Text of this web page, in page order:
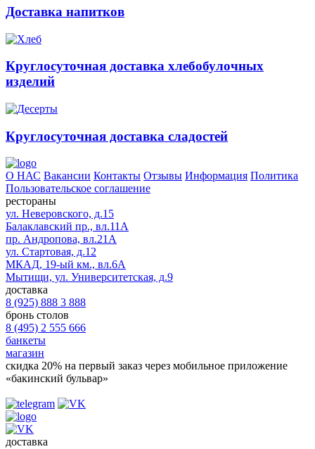
Доставка напитков
Круглосуточная доставка хлебобулочных
изделий
Круглосуточная доставка сладостей
О НАС Вакансии Контакты Отзывы Информация Политика
Пользовательское соглашение
рестораны
ул. Неверовского, д.15
Балаклавский пр., вл.11А
пр. Андропова, вл.21А
ул. Стартовая, д.12
МКАД, 19-ый км., вл.6А
Мытищи, ул. Университетская, д.9
доставка
8 (925) 888 3 888
бронь столов
8 (495) 2 555 666
банкеты
магазин
скидка 20% на первый заказ через мобильное приложение
«бакинский бульвар»
доставка